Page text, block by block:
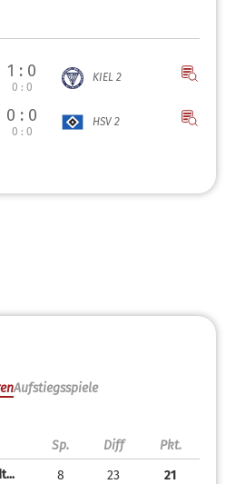
1 : 0
0 : 0
KIEL 2
0 : 0
0 : 0
HSV 2
Aufstiegsspiele
Sp. Diff
Pkt.
8 23
21